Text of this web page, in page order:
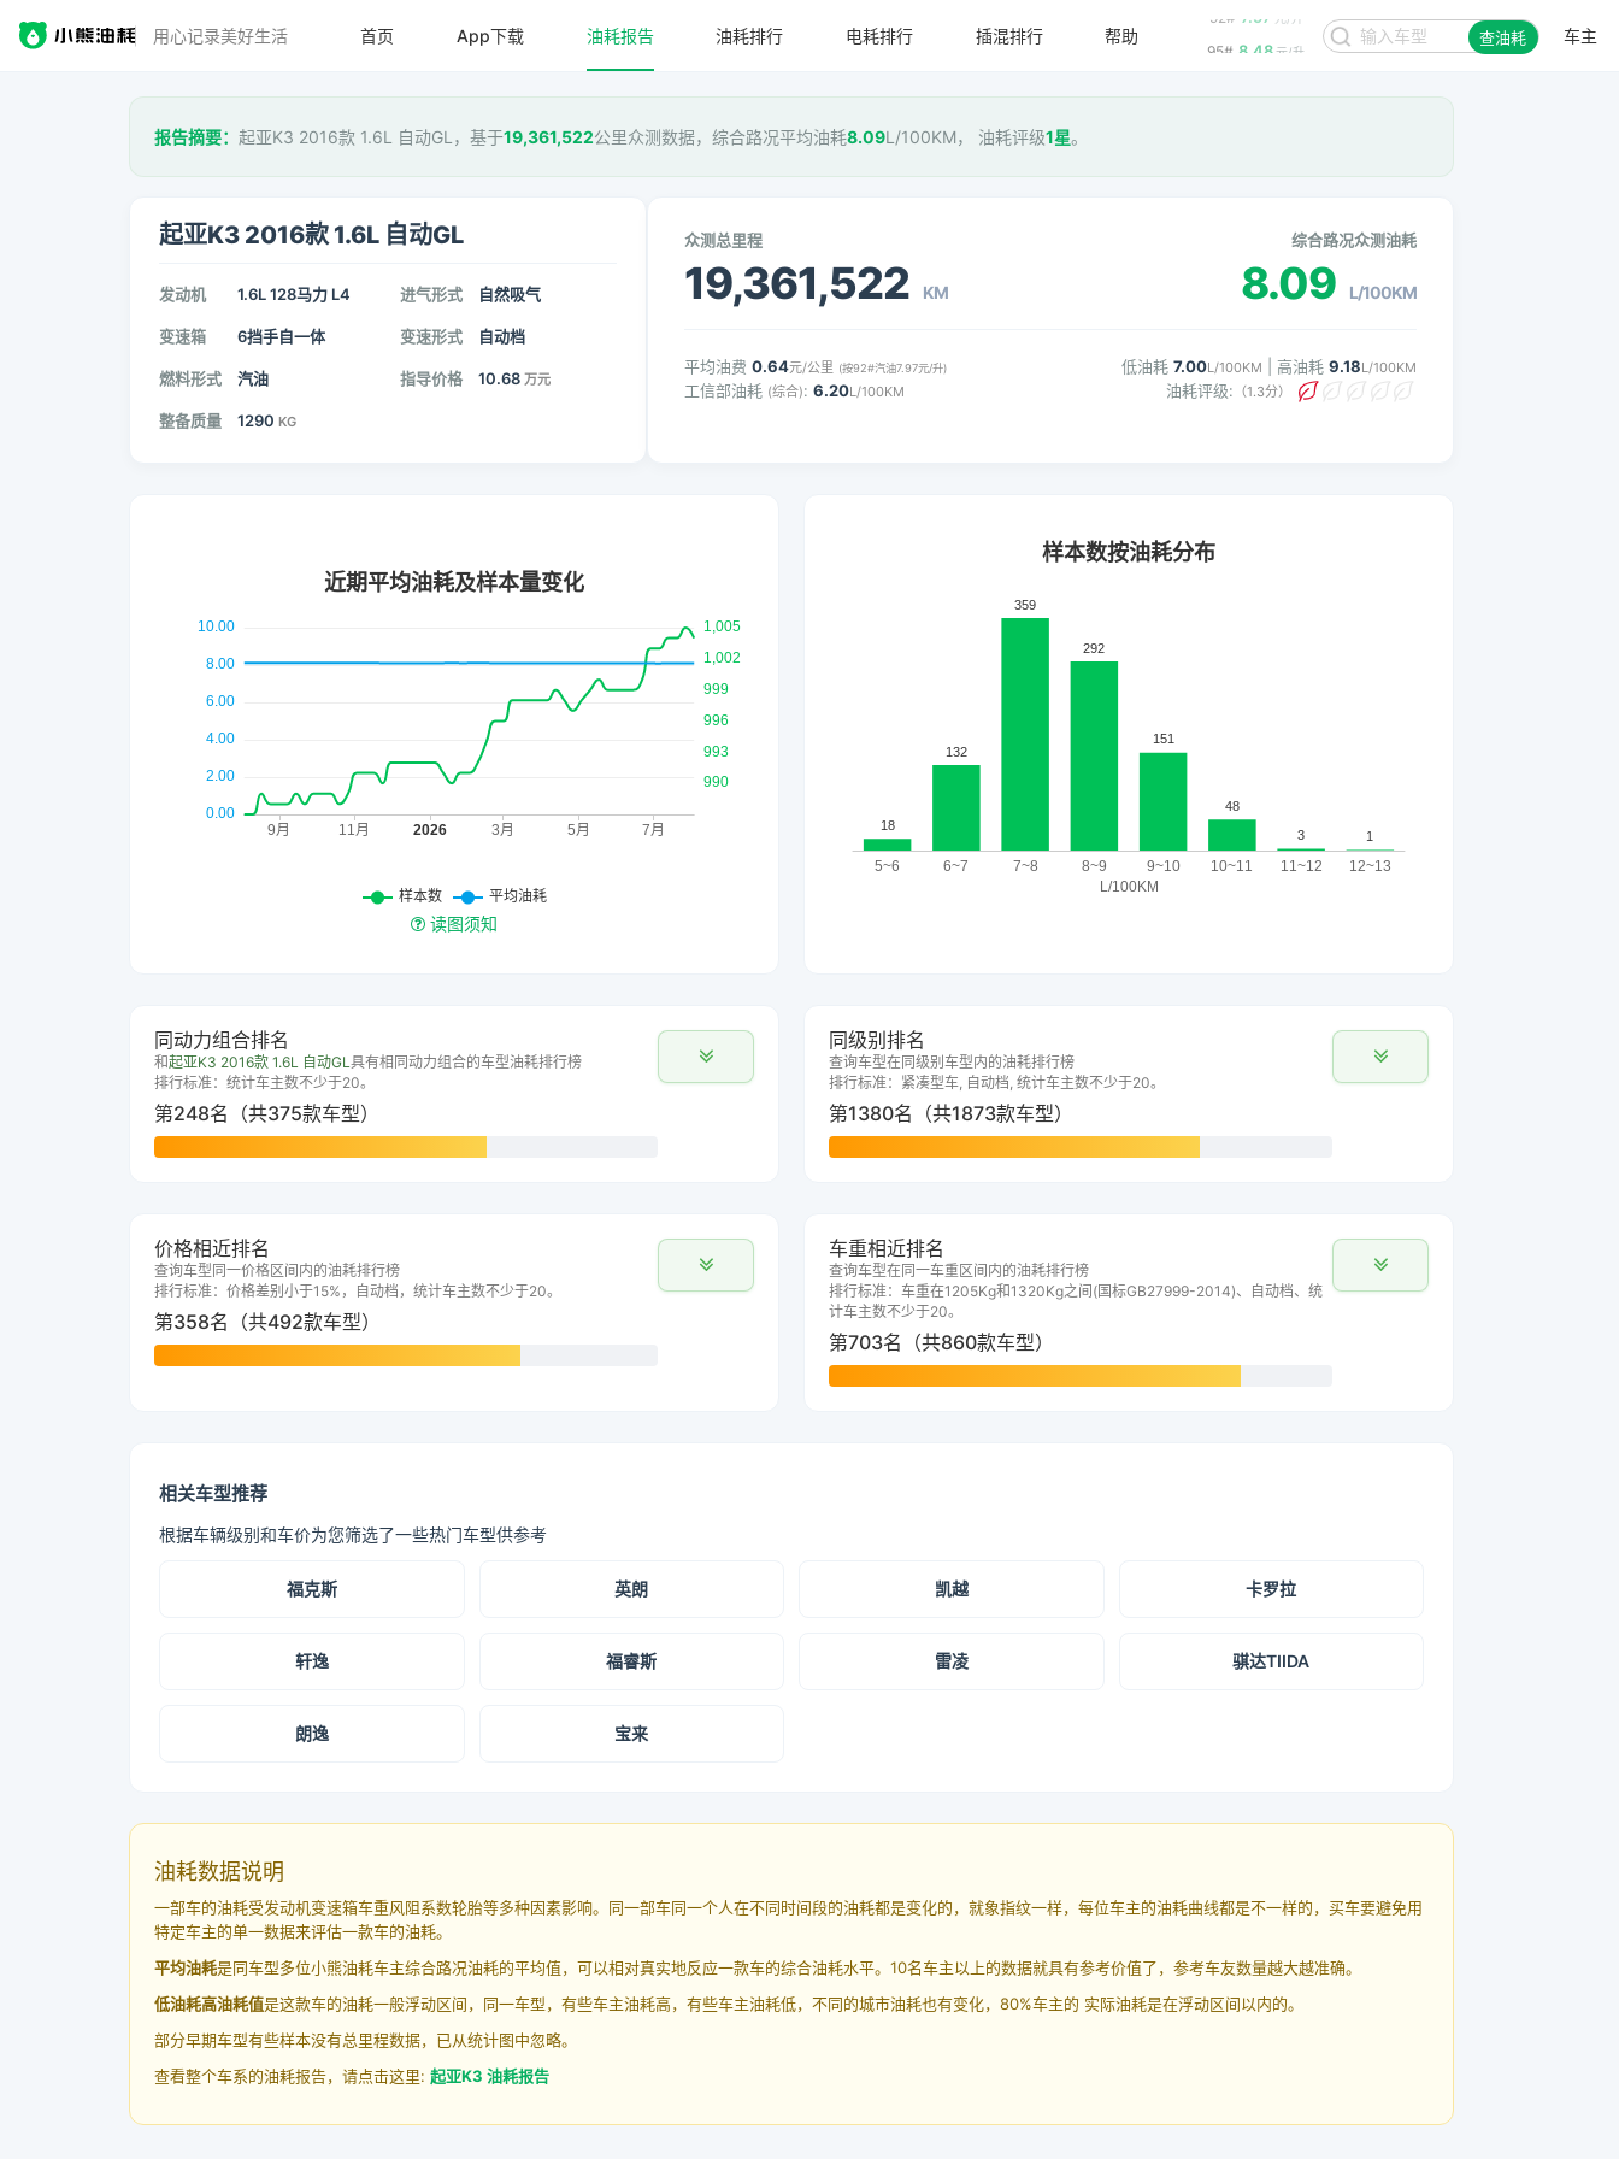
用心记录美好生活 查油耗 车主
首页 App下载 油耗报告 油耗排行 电耗排行 插混排行 帮助
报告摘要： 起亚K3 2016款 1.6L 自动GL，基于19,361,522公里众测数据，综合路况平均油耗8.09L/100KM， 油耗评级1星。
起亚K3 2016款 1.6L 自动GL
发动机 1.6L 128马力 L4 进气形式 自然吸气
变速箱 6挡手自一体 变速形式 自动档
燃料形式 汽油 指导价格 10.68 万元
整备质量 1290 KG
众测总里程
19,361,522 KM
综合路况众测油耗
8.09 L/100KM
平均油费 0.64元/公里 (按92#汽油7.97元/升)
工信部油耗 (综合): 6.20L/100KM
低油耗 7.00L/100KM | 高油耗 9.18L/100KM
油耗评级: （1.3分）
读图须知
同动力组合排名
和起亚K3 2016款 1.6L 自动GL具有相同动力组合的车型油耗排行榜
排行标准：统计车主数不少于20。
第248名（共375款车型）
同级别排名
查询车型在同级别车型内的油耗排行榜
排行标准：紧凑型车, 自动档, 统计车主数不少于20。
第1380名（共1873款车型）
价格相近排名
查询车型同一价格区间内的油耗排行榜
排行标准：价格差别小于15%，自动档，统计车主数不少于20。
第358名（共492款车型）
车重相近排名
查询车型在同一车重区间内的油耗排行榜
排行标准：车重在1205Kg和1320Kg之间(国标GB27999-2014)、自动档、统
计车主数不少于20。
第703名（共860款车型）
相关车型推荐
根据车辆级别和车价为您筛选了一些热门车型供参考
福克斯 英朗 凯越 卡罗拉
轩逸 福睿斯 雷凌 骐达TIIDA
朗逸 宝来
油耗数据说明
一部车的油耗受发动机变速箱车重风阻系数轮胎等多种因素影响。同一部车同一个人在不同时间段的油耗都是变化的，就象指纹一样，每位车主的油耗曲线都是不一样的，买车要避免用
特定车主的单一数据来评估一款车的油耗。
平均油耗是同车型多位小熊油耗车主综合路况油耗的平均值，可以相对真实地反应一款车的综合油耗水平。10名车主以上的数据就具有参考价值了，参考车友数量越大越准确。
低油耗高油耗值是这款车的油耗一般浮动区间，同一车型，有些车主油耗高，有些车主油耗低，不同的城市油耗也有变化，80%车主的 实际油耗是在浮动区间以内的。
部分早期车型有些样本没有总里程数据，已从统计图中忽略。
查看整个车系的油耗报告，请点击这里: 起亚K3 油耗报告